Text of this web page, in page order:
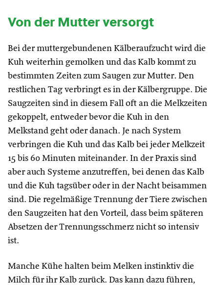
Von der Mutter versorgt
Bei der muttergebundenen Kälberaufzucht wird die
Kuh weiterhin gemolken und das Kalb kommt zu
bestimmten Zeiten zum Saugen zur Mutter. Den
restlichen Tag verbringt es in der Kälbergruppe. Die
Saugzeiten sind in diesem Fall oft an die Melkzeiten
gekoppelt, entweder bevor die Kuh in den
Melkstand geht oder danach. Je nach System
verbringen die Kuh und das Kalb bei jeder Melkzeit
15 bis 60 Minuten miteinander. In der Praxis sind
aber auch Systeme anzutreffen, bei denen das Kalb
und die Kuh tagsüber oder in der Nacht beisammen
sind. Die regelmäßige Trennung der Tiere zwischen
den Saugzeiten hat den Vorteil, dass beim späteren
Absetzen der Trennungsschmerz nicht so intensiv
ist.
Manche Kühe halten beim Melken instinktiv die
Milch für ihr Kalb zurück. Das kann dazu führen,